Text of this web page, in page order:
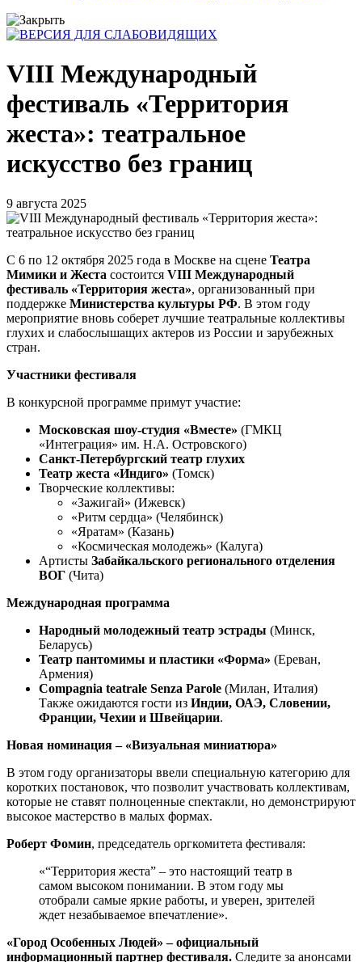
VIII Международный
фестиваль «Территория
жеста»: театральное
искусство без границ
9 августа 2025
С 6 по 12 октября 2025 года в Москве на сцене Театра
Мимики и Жеста состоится VIII Международный
фестиваль «Территория жеста», организованный при
поддержке Министерства культуры РФ. В этом году
мероприятие вновь соберет лучшие театральные коллективы
глухих и слабослышащих актеров из России и зарубежных
стран.
Участники фестиваля
В конкурсной программе примут участие:
Московская шоу-студия «Вместе» (ГМКЦ
«Интеграция» им. Н.А. Островского)
Санкт-Петербургский театр глухих
Театр жеста «Индиго» (Томск)
Творческие коллективы:
«Зажигай» (Ижевск)
«Ритм сердца» (Челябинск)
«Яратам» (Казань)
«Космическая молодежь» (Калуга)
Артисты Забайкальского регионального отделения
ВОГ (Чита)
Международная программа
Народный молодежный театр эстрады (Минск,
Беларусь)
Театр пантомимы и пластики «Форма» (Ереван,
Армения)
Compagnia teatrale Senza Parole (Милан, Италия)
Также ожидаются гости из Индии, ОАЭ, Словении,
Франции, Чехии и Швейцарии.
Новая номинация – «Визуальная миниатюра»
В этом году организаторы ввели специальную категорию для
коротких постановок, что позволит участвовать коллективам,
которые не ставят полноценные спектакли, но демонстрируют
высокое мастерство в малых формах.
Роберт Фомин, председатель оргкомитета фестиваля:
«“Территория жеста” – это настоящий театр в
самом высоком понимании. В этом году мы
отобрали самые яркие работы, и уверен, зрителей
ждет незабываемое впечатление».
«Город Особенных Людей» – официальный
информационный партнер фестиваля. Следите за анонсами